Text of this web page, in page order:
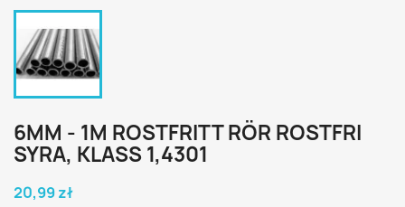
6MM - 1M ROSTFRITT RÖR ROSTFRI
SYRA, KLASS 1,4301
20,99 zł